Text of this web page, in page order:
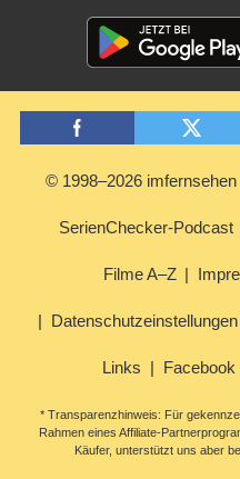
© 1998–2026
SerienChecker-Podcast
Filme A–Z
Datenschutzeinstellungen
Links Facebook
* Transparenzhinweis: Für
Rahmen eines Affiliate-
Käufer, unterstützt uns aber